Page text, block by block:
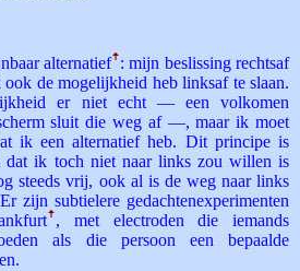
alternatiefꜛ : mijn beslissing rechtsaf
de mogelijkheid heb linksaf te slaan.
er niet echt — een volkomen
sluit die weg af —, maar ik moet
ik een alternatief heb. Dit principe is
dat ik toch niet naar links zou willen is
steeds vrij, ook al is de weg naar links
zijn subtielere gedachtenexperimenten
ꜛ , met electroden die iemands
als die persoon een bepaalde